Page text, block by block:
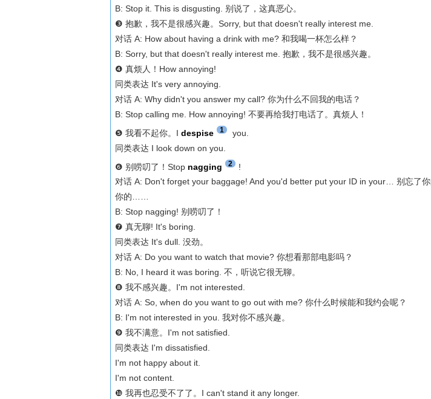
B: Stop it. This is disgusting. 别说了，这真恶心。
❸ 抱歉，我不是很感兴趣。Sorry, but that doesn't really interest me.
对话 A: How about having a drink with me? 和我喝一杯怎么样？
B: Sorry, but that doesn't really interest me. 抱歉，我不是很感兴趣。
❹ 真烦人！How annoying!
同类表达 It's very annoying.
对话 A: Why didn't you answer my call? 你为什么不回我的电话？
B: Stop calling me. How annoying! 不要再给我打电话了。真烦人！
❺ 我看不起你。Idespise 1
you.
同类表达 I look down on you.
❻ 别唠叨了！Stop nagging 2
!
对话 A: Don't forget your baggage! And you'd better put your ID in your… 别忘了
你的……
B: Stop nagging! 别唠叨了！
❼ 真无聊! It's boring.
同类表达 It's dull. 没劲。
对话 A: Do you want to watch that movie? 你想看那部电影吗？
B: No, I heard it was boring. 不，听说它很无聊。
❽ 我不感兴趣。I'm not interested.
对话 A: So, when do you want to go out with me? 你什么时候能和我约会呢？
B: I'm not interested in you. 我对你不感兴趣。
❾ 我不满意。I'm not satisfied.
同类表达 I'm dissatisfied.
I'm not happy about it.
I'm not content.
❿ 我再也忍受不了了。I can't stand it any longer.